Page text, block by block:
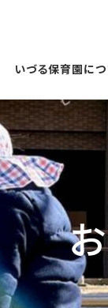
いづる保育園につ